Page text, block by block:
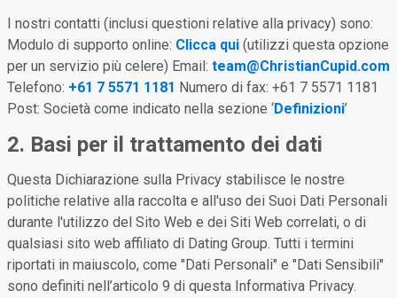
I nostri contatti (inclusi questioni relative alla privacy) sono:
Modulo di supporto online: Clicca qui (utilizzi questa opzione
per un servizio più celere) Email: team@ChristianCupid.com
Telefono: +61 7 5571 1181 Numero di fax: +61 7 5571 1181
Post: Società come indicato nella sezione ‘Definizioni’
2. Basi per il trattamento dei dati
Questa Dichiarazione sulla Privacy stabilisce le nostre
politiche relative alla raccolta e all'uso dei Suoi Dati Personali
durante l'utilizzo del Sito Web e dei Siti Web correlati, o di
qualsiasi sito web affiliato di Dating Group. Tutti i termini
riportati in maiuscolo, come "Dati Personali" e "Dati Sensibili"
sono definiti nell’articolo 9 di questa Informativa Privacy.